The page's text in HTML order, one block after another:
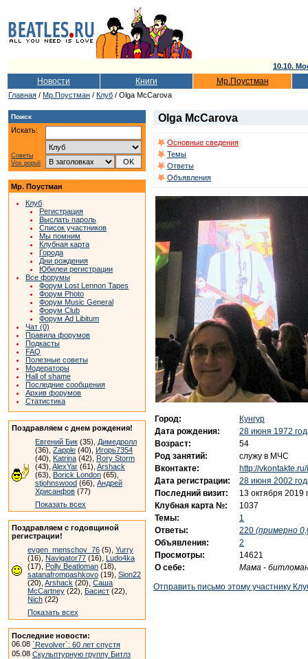
10.10.
Новости Книги Мр.Поустман
Главная / Мр.Поустман / Клуб / Olga McCarova
Поиск
Искать:
Советы
Vox populi
Мр. Поустман
Клуб
Регистрация
Выслать пароль
Список участников
Мы помним
Клубная карта
Города
Дни рождения
Юбилеи регистрации
Все форумы
Форум Lost Lennon Tapes
Форум Photo
Форум Music General
Форум Club
Форум Ad Libitum
Чат (0)
Правила форумов
Подкасты
FAQ
Полезные советы
Модераторы
Hall of shame
Последние сообщения
Архив форумов
Статистика
Поздравляем с днем рождения!
Евгений Бик (35), Димедролл
(36), Zapple (40), Игорь7354
(40), Katrina (42), Rory Storm
(43), AlexYar (61), Arshack
(63), Borick London (65),
stjohnswood (66), Андрей
Хрисанфов (77)
Показать всех
Поздравляем с годовщиной
регистрации!
evgen_menschov_76 (5), Yurry
(16), Navigator77 (16), Ludo4ka
(17), Polly Beatloman (18),
satanafrompashkovo (19), Sion22
(20), Arshack (20), Саша
McCartney (22), Басист (22),
Nich (22)
Показать всех
Последние новости:
06.08 `Revolver`: 60 лет спустя
05.08 Скульптурную группу Битлз
Olga McCarova
Основные сведения
Темы
Ответы
Объявления
Город:
Кунгур
Дата рождения:
28 июня 1972
Возраст:
54
Род занятий:
служу в МЧС
Вконтакте:
http://
Дата регистрации:
28 июня 2002
Последний визит:
13 октября 2019
Клубная карта №:
1037
Темы:
1
Ответы:
220 (примерно
Объявления:
2
Просмотры:
14621
О себе:
Мама -
Отправить письмо этому участнику